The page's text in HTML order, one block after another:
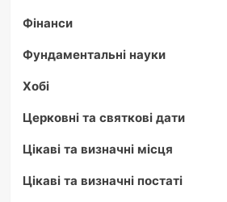
Фінанси
Фундаментальні науки
Хобі
Церковні та святкові дати
Цікаві та визначні місця
Цікаві та визначні постаті